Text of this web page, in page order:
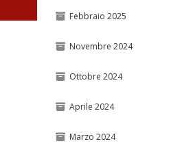
Febbraio 2025
Novembre 2024
Ottobre 2024
Aprile 2024
Marzo 2024